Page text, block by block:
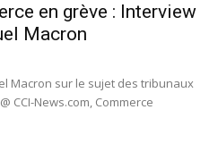
en grève : Interview
Macron
Macron sur le sujet des tribunaux
CCI-News.com, Commerce